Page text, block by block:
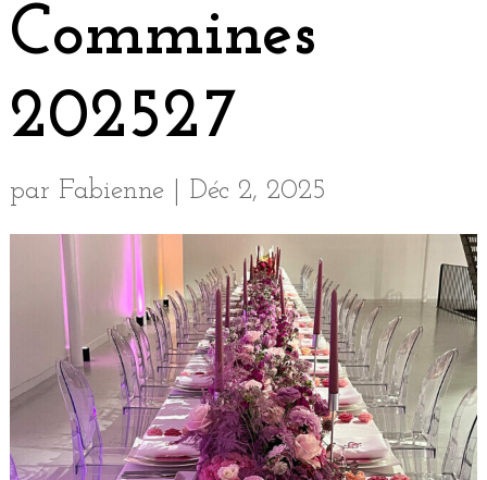
Commines
202527
par Fabienne| Déc 2, 2025